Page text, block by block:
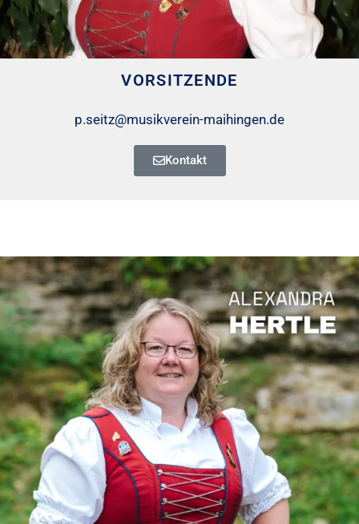
VORSITZENDE
p.seitz@musikverein-maihingen.de
Kontakt